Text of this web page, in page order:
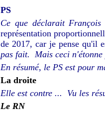
PS
Ce que déclarait
représentation
de 2017, car je pense qu'il
pas fait. Mais ceci
En résumé, le PS est pour
La droite
Elle est contre ... Vu les
Le RN